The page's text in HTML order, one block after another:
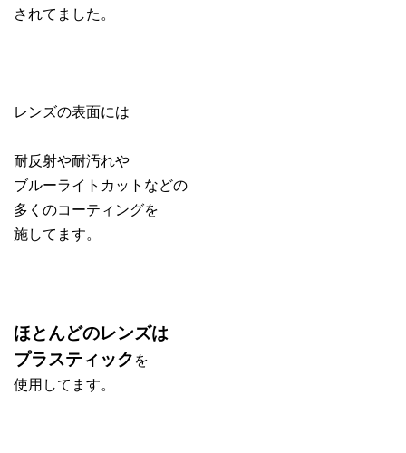
されてました。
レンズの表面には
耐反射や耐汚れや
ブルーライトカットなどの
多くのコーティングを
施してます。
ほとんどのレンズは
プラスティックを
使用してます。